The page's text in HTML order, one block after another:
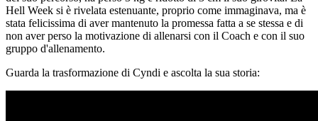
Hell Week si è rivelata estenuante, proprio come immaginava, ma è
stata felicissima di aver mantenuto la promessa fatta a se stessa e di
non aver perso la motivazione di allenarsi con il Coach e con il suo
gruppo d'allenamento.
Guarda la trasformazione di Cyndi e ascolta la sua storia: